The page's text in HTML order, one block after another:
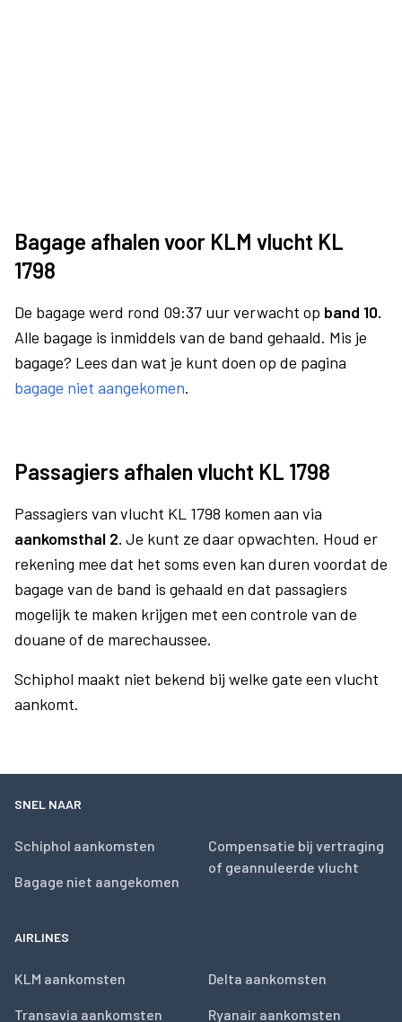
Bagage afhalen voor KLM vlucht KL
1798
De bagage werd rond 09:37 uur verwacht op band 10.
Alle bagage is inmiddels van de band gehaald. Mis je
bagage? Lees dan wat je kunt doen op de pagina
bagage niet aangekomen.
Passagiers afhalen vlucht KL 1798
Passagiers van vlucht KL 1798 komen aan via
aankomsthal 2. Je kunt ze daar opwachten. Houd er
rekening mee dat het soms even kan duren voordat de
bagage van de band is gehaald en dat passagiers
mogelijk te maken krijgen met een controle van de
douane of de marechaussee.
Schiphol maakt niet bekend bij welke gate een vlucht
aankomt.
SNEL NAAR
Schiphol aankomsten
Bagage niet aangekomen
Compensatie bij vertraging
of geannuleerde vlucht
AIRLINES
KLM aankomsten
Transavia aankomsten
Delta aankomsten
Ryanair aankomsten